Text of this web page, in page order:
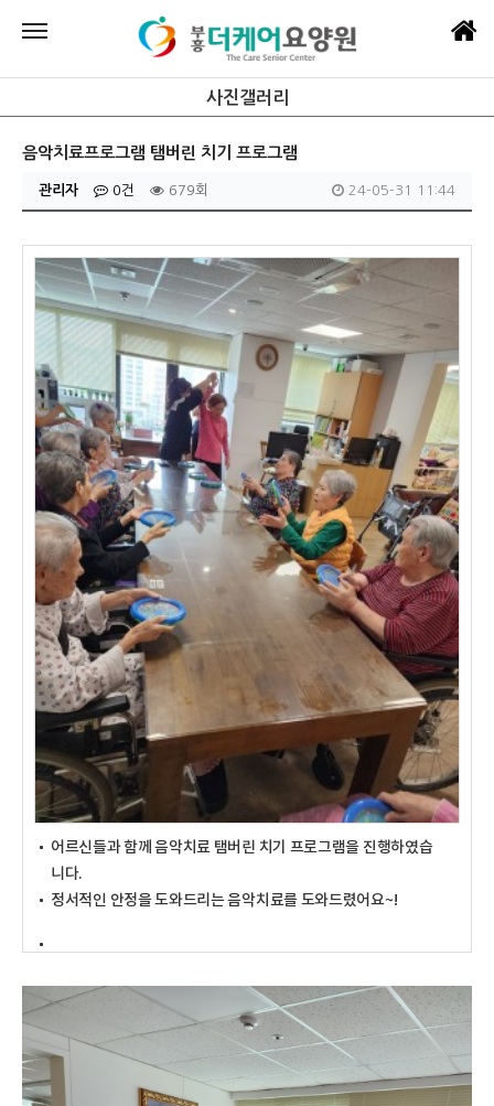
사진갤러리
음악치료프로그램 탬버린 치기 프로그램
관리자 0건 679회 24-05-31 11:44
어르신들과 함께 음악치료 탬버린 치기 프로그램을 진행하였습
니다.
정서적인 안정을 도와드리는 음악치료를 도와드렸어요~!